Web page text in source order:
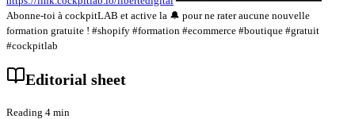
Abonne-toi à cockpitLAB et active la 🔔 pour ne rater aucune nouvelle
formation gratuite ! #shopify #formation #ecommerce #boutique #gratuit
#cockpitlab
Editorial sheet
Reading 4 min